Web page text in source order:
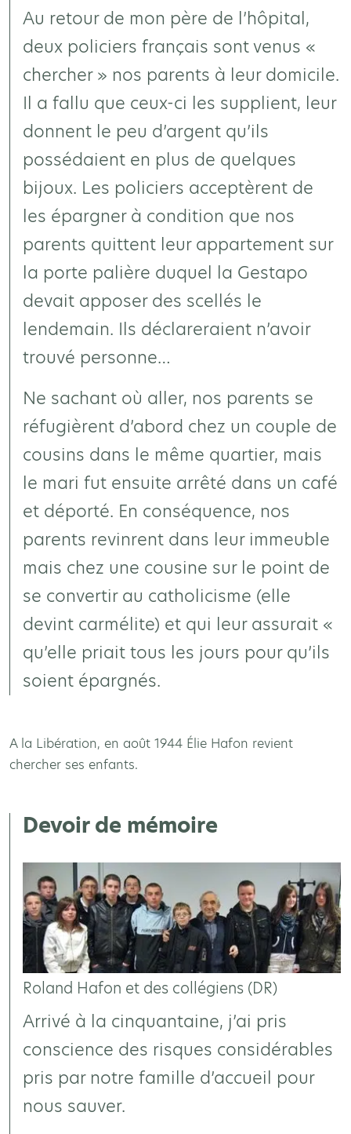
Au retour de mon père de l’hôpital,
deux policiers français sont venus «
chercher » nos parents à leur domicile.
Il a fallu que ceux-ci les supplient, leur
donnent le peu d’argent qu’ils
possédaient en plus de quelques
bijoux. Les policiers acceptèrent de
les épargner à condition que nos
parents quittent leur appartement sur
la porte palière duquel la Gestapo
devait apposer des scellés le
lendemain. Ils déclareraient n’avoir
trouvé personne…
Ne sachant où aller, nos parents se
réfugièrent d’abord chez un couple de
cousins dans le même quartier, mais
le mari fut ensuite arrêté dans un café
et déporté. En conséquence, nos
parents revinrent dans leur immeuble
mais chez une cousine sur le point de
se convertir au catholicisme (elle
devint carmélite) et qui leur assurait «
qu’elle priait tous les jours pour qu’ils
soient épargnés.
A la Libération, en août 1944 Élie Hafon revient
chercher ses enfants.
Devoir de mémoire
Roland Hafon et des collégiens (DR)
Arrivé à la cinquantaine, j’ai pris
conscience des risques considérables
pris par notre famille d’accueil pour
nous sauver.